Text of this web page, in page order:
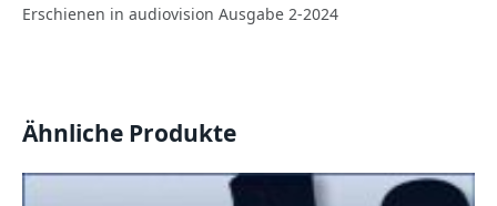
Erschienen in audiovision Ausgabe 2-2024
Ähnliche Produkte